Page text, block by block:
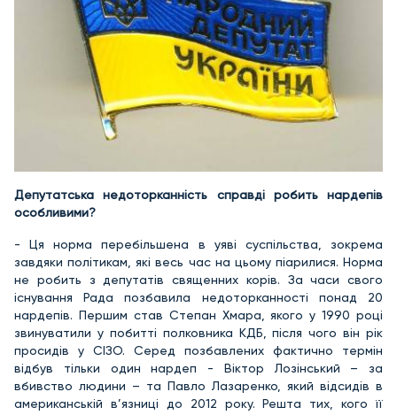
Депутатська недоторканність справді робить нардепів
особливими?
- Ця норма перебільшена в уяві суспільства, зокрема
завдяки політикам, які весь час на цьому піарилися. Норма
не робить з депутатів священних корів. За часи свого
існування Рада позбавила недоторканності понад 20
нардепів. Першим став Степан Хмара, якого у 1990 році
звинуватили у побитті полковника КДБ, після чого він рік
просидів у СІЗО. Серед позбавлених фактично термін
відбув тільки один нардеп - Віктор Лозінський – за
вбивство людини – та Павло Лазаренко, який відсидів в
американській в’язниці до 2012 року. Решта тих, кого її